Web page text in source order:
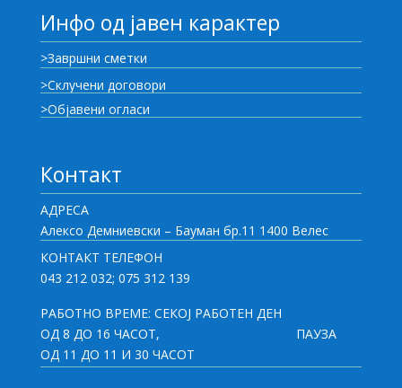
Инфо од јавен карактер
>Завршни сметки
>Склучени договори
>Објавени огласи
Контакт
АДРЕСА
Алексо Демниевски – Бауман бр.11 1400 Велес
КОНТАКТ ТЕЛЕФОН
043 212 032; 075 312 139
РАБОТНО ВРЕМЕ: СЕКОЈ РАБОТЕН ДЕН
ОД 8 ДО 16 ЧАСОТ, ПАУЗА
ОД 11 ДО 11 И 30 ЧАСОТ